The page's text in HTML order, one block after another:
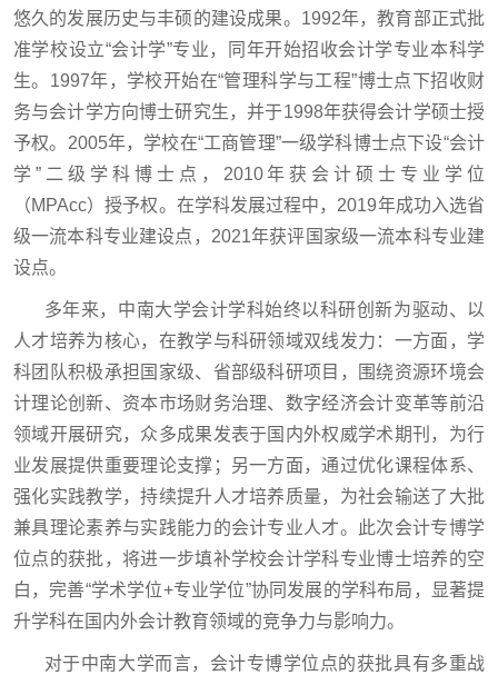
悠久的发展历史与丰硕的建设成果。1992年，教育部正式批
准学校设立“会计学”专业，同年开始招收会计学专业本科学
生。1997年，学校开始在“管理科学与工程”博士点下招收财
务与会计学方向博士研究生，并于1998年获得会计学硕士授
予权。2005年，学校在“工商管理”一级学科博士点下设“会计
学”二级学科博士点，2010年获会计硕士专业学位
（MPAcc）授予权。在学科发展过程中，2019年成功入选省
级一流本科专业建设点，2021年获评国家级一流本科专业建
设点。
多年来，中南大学会计学科始终以科研创新为驱动、以
人才培养为核心，在教学与科研领域双线发力：一方面，学
科团队积极承担国家级、省部级科研项目，围绕资源环境会
计理论创新、资本市场财务治理、数字经济会计变革等前沿
领域开展研究，众多成果发表于国内外权威学术期刊，为行
业发展提供重要理论支撑；另一方面，通过优化课程体系、
强化实践教学，持续提升人才培养质量，为社会输送了大批
兼具理论素养与实践能力的会计专业人才。此次会计专博学
位点的获批，将进一步填补学校会计学科专业博士培养的空
白，完善“学术学位+专业学位”协同发展的学科布局，显著提
升学科在国内外会计教育领域的竞争力与影响力。
对于中南大学而言，会计专博学位点的获批具有多重战